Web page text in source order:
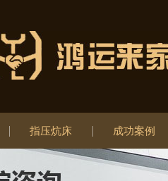
指压炕床 成功案例